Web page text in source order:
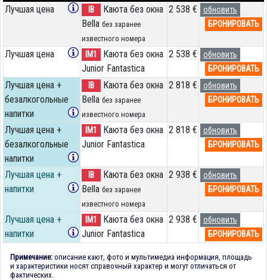
Лучшая цена IB
Каюта без окна
Bella без заранее
известного номера
2 538 €
обновить
БРОНИРОВАТЬ
Лучшая цена IM1
Каюта без окна
Junior Fantastica
2 538 €
обновить
БРОНИРОВАТЬ
Лучшая цена +
безалкогольные
напитки
IB
Каюта без окна
Bella без заранее
известного номера
2 818 €
обновить
БРОНИРОВАТЬ
Лучшая цена +
безалкогольные
напитки
IM1
Каюта без окна
Junior Fantastica
2 818 €
обновить
БРОНИРОВАТЬ
Лучшая цена +
напитки
IB
Каюта без окна
Bella без заранее
известного номера
2 938 €
обновить
БРОНИРОВАТЬ
Лучшая цена +
напитки
IM1
Каюта без окна
Junior Fantastica
2 938 €
обновить
БРОНИРОВАТЬ
Примечание: описание кают, фото и мультимедиа информация, площадь
и характеристики носят справочный характер и могут отличаться от
фактических.